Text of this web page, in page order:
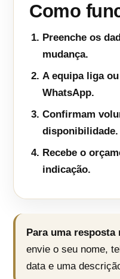
Como
Preenche os
mudança.
A equipa liga
WhatsApp.
Confirmam
disponibilidade.
Recebe o
indicação.
Para uma resposta
envie o seu nome,
data e uma